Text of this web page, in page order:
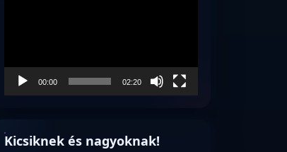
00:00 02:20
Kicsiknek és nagyoknak!